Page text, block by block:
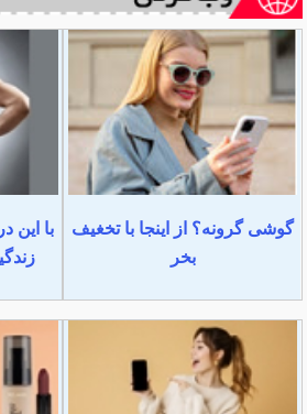
گوشی گرونه؟ از اینجا با تخغیف
بخر
با این